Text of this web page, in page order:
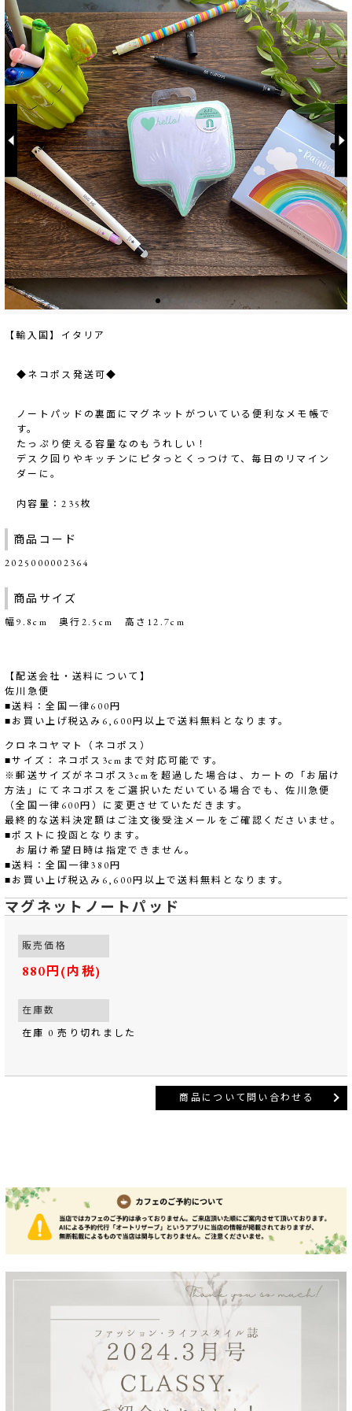
【輸入国】イタリア
◆ネコポス発送可◆
ノートパッドの裏面にマグネットがついている便利なメモ帳で
す。
たっぷり使える容量なのもうれしい！
デスク回りやキッチンにピタっとくっつけて、毎日のリマイン
ダーに。
内容量：235枚
商品コード
2025000002364
商品サイズ
幅9.8cm 奥行2.5cm 高さ12.7cm
【配送会社・送料について】
佐川急便
■送料：全国一律600円
■お買い上げ税込み6,600円以上で送料無料となります。
クロネコヤマト（ネコポス）
■サイズ：ネコポス3cmまで対応可能です。
※郵送サイズがネコポス3cmを超過した場合は、カートの「お届け
方法」にてネコポスをご選択いただいている場合でも、佐川急便
（全国一律600円）に変更させていただきます。
最終的な送料決定額はご注文後受注メールをご確認くださいませ。
■ポストに投函となります。
お届け希望日時は指定できません。
■送料：全国一律380円
■お買い上げ税込み6,600円以上で送料無料となります。
マグネットノートパッド
販売価格
880円(内税)
在庫数
在庫 0 売り切れました
商品について問い合わせる